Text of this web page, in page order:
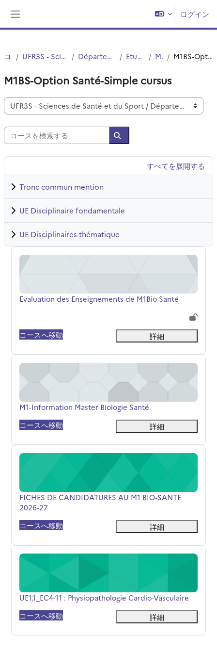
ログイン
コース UFR3S - Sciences de Santé et du Sport Département UFR3S - Médecine Etudes Medicales MASTERS M1BS-Option Santé-Simple cursus
M1BS-Option Santé-Simple cursus
コースカテゴリ
コースを検索する
コースを検索する
すべてを展開する
Tronc commun mention
UE Disciplinaire fondamentale
UE Disciplinaires thématique
Evaluation des Enseignements de M1Bio Santé
コース名
Evaluation des Enseignements de M1Bio Santé
コースへ移動 詳細
M1-Information Master Biologie Santé
コース名
M1-Information Master Biologie Santé
コースへ移動
詳細
FICHES DE CANDIDATURES AU M1 BIO-SANTE 2026-27
コース名
FICHES DE CANDIDATURES AU M1 BIO-SANTE
2026-27
コースへ移動
詳細
UE1.1_EC4-11 : Physiopathologie Cardio-Vasculaire
コース名
UE1.1_EC4-11 : Physiopathologie Cardio-Vasculaire
コースへ移動
詳細